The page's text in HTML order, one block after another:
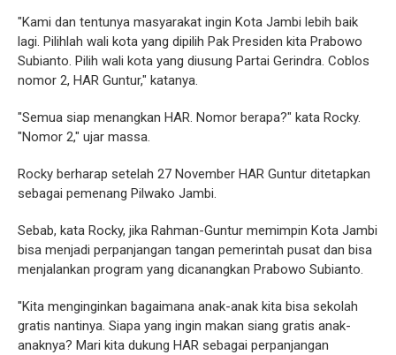
"Kami dan tentunya masyarakat ingin Kota Jambi lebih baik
lagi. Pilihlah wali kota yang dipilih Pak Presiden kita Prabowo
Subianto. Pilih wali kota yang diusung Partai Gerindra. Coblos
nomor 2, HAR Guntur," katanya.
"Semua siap menangkan HAR. Nomor berapa?" kata Rocky.
"Nomor 2," ujar massa.
Rocky berharap setelah 27 November HAR Guntur ditetapkan
sebagai pemenang Pilwako Jambi.
Sebab, kata Rocky, jika Rahman-Guntur memimpin Kota Jambi
bisa menjadi perpanjangan tangan pemerintah pusat dan bisa
menjalankan program yang dicanangkan Prabowo Subianto.
"Kita menginginkan bagaimana anak-anak kita bisa sekolah
gratis nantinya. Siapa yang ingin makan siang gratis anak-
anaknya? Mari kita dukung HAR sebagai perpanjangan